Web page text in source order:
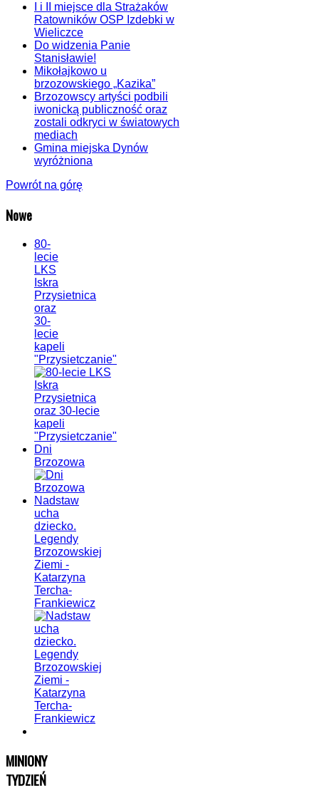
I i II miejsce dla Strażaków
Ratowników OSP Izdebki w
Wieliczce
Do widzenia Panie
Stanisławie!
Mikołajkowo u
brzozowskiego „Kazika”
Brzozowscy artyści podbili
iwonicką publiczność oraz
zostali odkryci w światowych
mediach
Gmina miejska Dynów
wyróżniona
Powrót na górę
Nowe
80-
lecie
LKS
Iskra
Przysietnica
oraz
30-
lecie
kapeli
"Przysietczanie"
Dni
Brzozowa
Nadstaw
ucha
dziecko.
Legendy
Brzozowskiej
Ziemi -
Katarzyna
Tercha-
Frankiewicz
MINIONY
TYDZIEŃ